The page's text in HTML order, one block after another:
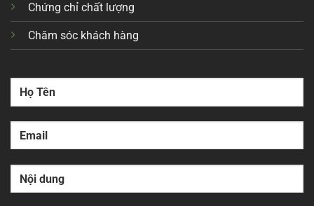
Chứng chỉ chất lượng
Chăm sóc khách hàng